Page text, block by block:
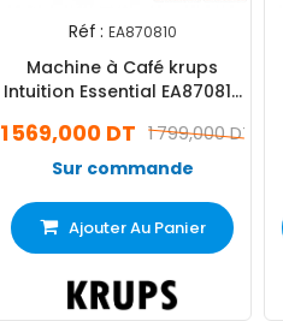
Réf : EA870810
Machine à Café krups
Intuition Essential EA870810
1 799,000 DT
1 569,000 DT
Sur commande
Ajouter Au Panier